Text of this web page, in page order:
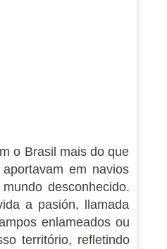
o Brasil mais do que
em navios
desconhecido.
a pasión, llamada
enlameados ou
território, refletindo